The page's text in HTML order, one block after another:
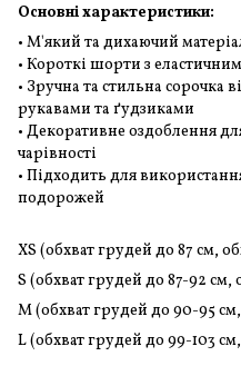
Основні характеристики:
• М'який та дихаючий
• Короткі шорти з
• Зручна та стильна сорочка
рукавами та ґудзиками
• Декоративне оздоблення
чарівності
• Підходить для
подорожей
XS (обхват грудей до 87 см,
S (обхват грудей до 87-92 см,
M (обхват грудей до 90-95
L (обхват грудей до 99-103